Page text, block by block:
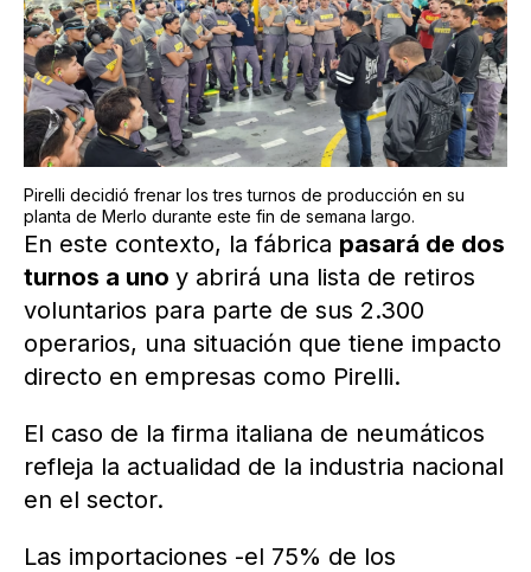
Pirelli decidió frenar los tres turnos de producción en su
planta de Merlo durante este fin de semana largo.
En este contexto, la fábrica pasará de dos
turnos a uno y abrirá una lista de retiros
voluntarios para parte de sus 2.300
operarios, una situación que tiene impacto
directo en empresas como Pirelli.
El caso de la firma italiana de neumáticos
refleja la actualidad de la industria nacional
en el sector.
Las importaciones -el 75% de los